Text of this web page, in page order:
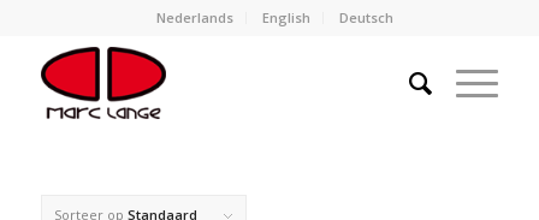
Nederlands English Deutsch
Sorteer op Standaard